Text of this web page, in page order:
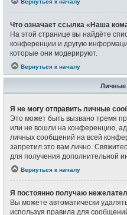
Что означает ссылка «Наша
На этой странице вы найдёте
конференции и другую
которые они модерируют.
Вернуться к началу
Личные
Я не могу отправить личные
Это может быть вызвано тремя
или не вошли на конференцию,
личных сообщений на всей
запретил это вам лично.
для получения дополнительной
Вернуться к началу
Я постоянно получаю
Вы можете автоматически
используя правила для